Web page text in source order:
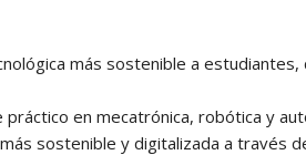
más sostenible a
en mecatrónica, robótica y
sostenible y digitalizada a través